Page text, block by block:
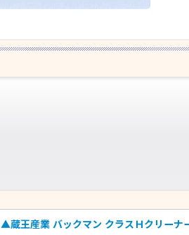
▲蔵王産業 バックマン クラスＨクリーナ